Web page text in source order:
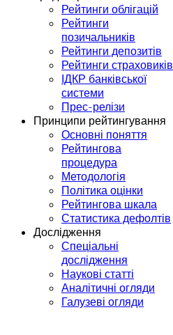
Рейтинги облігацій
Рейтинги
позичальників
Рейтинги депозитів
Рейтинги страховиків
ІДКР банківської
системи
Прес-релізи
Принципи рейтингування
Основні поняття
Рейтингова
процедура
Методологія
Політика оцінки
Рейтингова шкала
Статистика дефолтів
Дослідження
Спеціальні
дослідження
Наукові статті
Аналітичні огляди
Галузеві огляди